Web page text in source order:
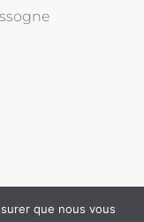
que nous vous